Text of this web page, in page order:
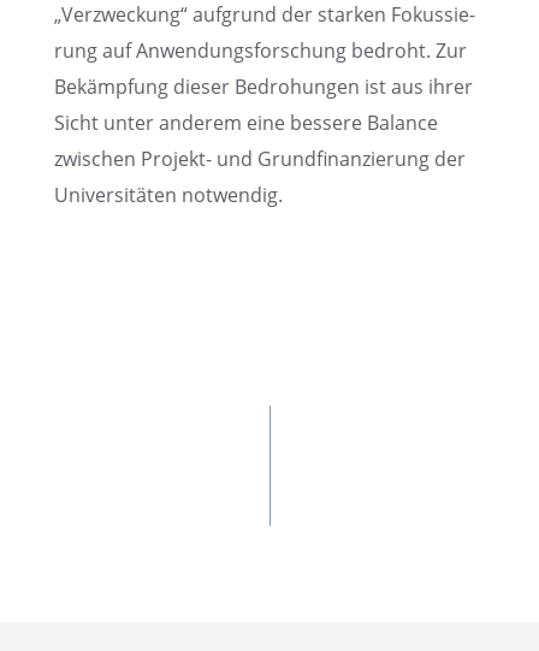
„Verzwe­ckung“ aufgrund der starken Fokus­sie­
rung auf Anwen­dungs­for­schung bedroht. Zur
Bekämp­fung dieser Bedro­hun­gen ist aus ihrer
Sicht unter anderem eine bessere Balance
zwischen Projekt- und Grund­fi­nan­zie­rung der
Univer­si­tä­ten notwendig.